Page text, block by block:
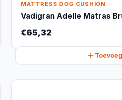
MATTRESS DOG CUSHION
Vadigran Adelle Matras
€65,32